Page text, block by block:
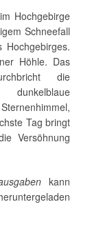
Hochgebirge
Schneefall
Höhle. Das
die
Tag bringt
Versöhnung
kann